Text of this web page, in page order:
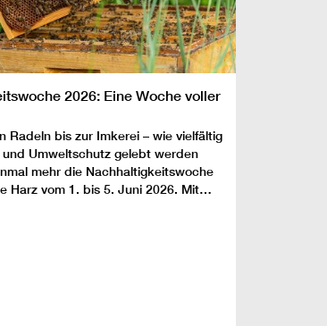
2026: Eine Woche voller
Radeln bis zur Imkerei – wie vielfältig
Umweltschutz gelebt werden
mehr die Nachhaltigkeitswoche
Harz vom 1. bis 5. Juni 2026. Mit…